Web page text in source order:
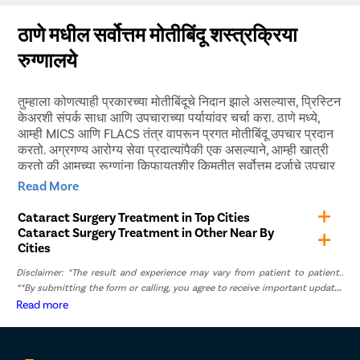
ठाणे मधील सर्वोत्तम मोतीबिंदू शस्त्रक्रिया
रुग्णालये
तुम्हाला कोणत्याही प्रकारच्या मोतीबिंदूचे निदान झाले असल्यास, प्रिस्टिन
केअरशी संपर्क साधा आणि उपचाराच्या पर्यायांवर चर्चा करा. ठाणे मध्ये,
आम्ही MICS आणि FLACS तंत्र वापरून प्रगत मोतीबिंदू उपचार प्रदान
करतो. अग्रगण्य आरोग्य सेवा प्रदात्यांपैकी एक असल्याने, आम्ही खात्री
करतो की आमच्या रूग्णांना किफायतशीर किमतीत सर्वोत्तम दर्जाचे उपचार
मिळतील.
आम्ही ठाणे मधील सर्वोत्कृष्ट मोतीबिंदू रुग्णालयांसह भागीदारी केली आहे
ज्यात नवीनतम USFDA-मान्य शस्त्रक्रिया आणि निदान साधने आहेत.
आमचे डॉक्टर सर्व प्रकारच्या मोतीबिंदू शस्त्रक्रियांमध्ये पारंगत आहेत
अनुभवी मोतीबिंदू सर्जनद्वारे शस्त्रक्रिया केली जाईल हे जाणून तुम्ही
निश्चिंत राहू शकता. प्रिस्टीन केअर उपचाराच्या प्रत्येक पैलूची काळजी
घेते आणि त्रास-मुक्त अनुभवासाठी संपूर्ण प्रवासात मदत पुरवते.
Read More
Cataract Surgery Treatment in Top Cities
Cataract Surgery Treatment in Other Near By
Cities
Disclaimer: *The result and experience may vary from patient to patient..
**By submitting the form or calling, you agree to receive important updates
and marketing communications.
Read more